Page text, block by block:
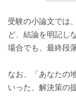
受験の小論文では
ど、結論を明記し
場合でも、最終段
なお、「あなたの
いった、解決策の